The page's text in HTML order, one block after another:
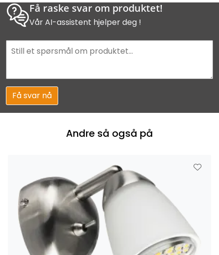
Få raske svar om produktet!
Vår AI-assistent hjelper deg !
Få svar nå
Andre så også på